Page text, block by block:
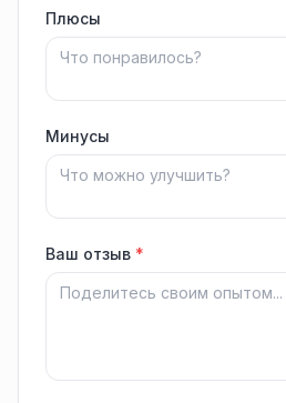
Плюсы
Минусы
Ваш отзыв *